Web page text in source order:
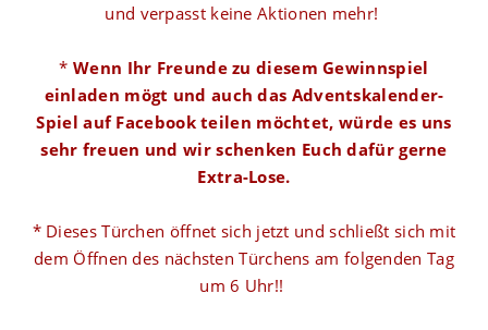
und verpasst keine Aktionen mehr!
*Wenn Ihr Freunde zu diesem Gewinnspiel
einladen mögt und auch das Adventskalender-
Spiel auf Facebook teilen möchtet, würde es uns
sehr freuen und wir schenken Euch dafür gerne
Extra-Lose.
* Dieses Türchen öffnet sich jetzt und schließt sich mit
dem Öffnen des nächsten Türchens am folgenden Tag
um 6 Uhr!!